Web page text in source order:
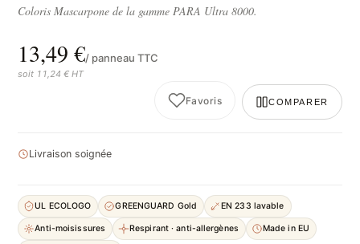
Coloris Mascarpone de la gamme PARA Ultra 8000.
13,49 €/ panneau TTC
soit 11,24 € HT
Favoris COMPARER
Livraison soignée
UL ECOLOGO GREENGUARD Gold EN 233 lavable
Anti-moisissures Respirant · anti-allergènes Made in EU